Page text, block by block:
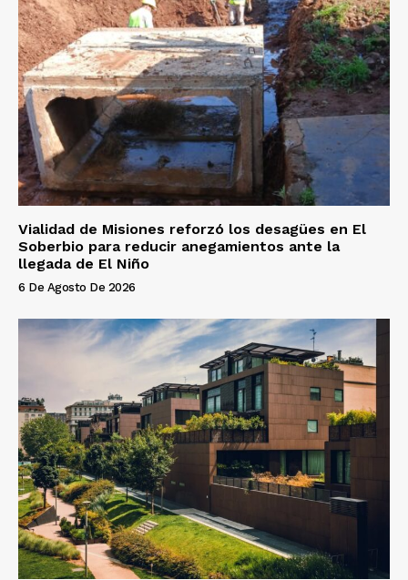
Vialidad de Misiones reforzó los desagües en El
Soberbio para reducir anegamientos ante la
llegada de El Niño
6 De Agosto De 2026